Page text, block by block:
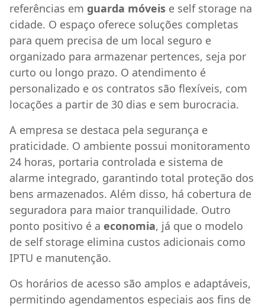
referências em guarda móveis e self storage na
cidade. O espaço oferece soluções completas
para quem precisa de um local seguro e
organizado para armazenar pertences, seja por
curto ou longo prazo. O atendimento é
personalizado e os contratos são flexíveis, com
locações a partir de 30 dias e sem burocracia.
A empresa se destaca pela segurança e
praticidade. O ambiente possui monitoramento
24 horas, portaria controlada e sistema de
alarme integrado, garantindo total proteção dos
bens armazenados. Além disso, há cobertura de
seguradora para maior tranquilidade. Outro
ponto positivo é a economia, já que o modelo
de self storage elimina custos adicionais como
IPTU e manutenção.
Os horários de acesso são amplos e adaptáveis,
permitindo agendamentos especiais aos fins de